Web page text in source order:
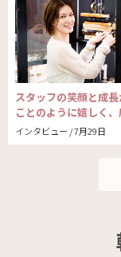
インタビュー / 7月29日
スタッフの笑顔と成
ことのように嬉しく